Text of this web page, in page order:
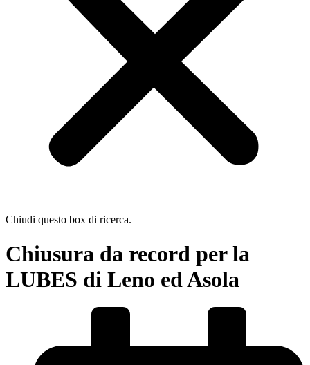
Chiudi questo box di ricerca.
Chiusura da record per la
LUBES di Leno ed Asola